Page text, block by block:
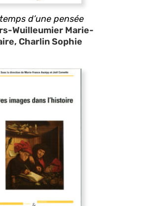
d’une pensée
Wuilleumier Marie-
Charlin Sophie